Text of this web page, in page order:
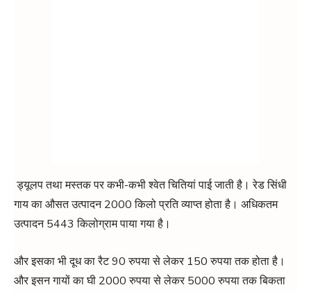
ड्यूलप तथा मस्तक पर कभी-कभी श्वेत चितियां पाई जाती है। रेड सिंधी
गाय का औसत उत्पादन 2000 किलो प्रति व्याप्त होता है। अधिकतम
उत्पादन 5443 किलोग्राम पाया गया है।
और इसका भी दूध का रैट 90 रुपया से लेकर 150 रुपया तक होता है।
और इसन गायों का घी 2000 रुपया से लेकर 5000 रुपया तक बिकता